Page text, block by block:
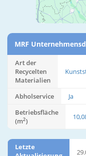
MRF
Art der
Recycelten
Materialien
Abholservice
Ja
Betriebsfläche
(m2)
Letzte